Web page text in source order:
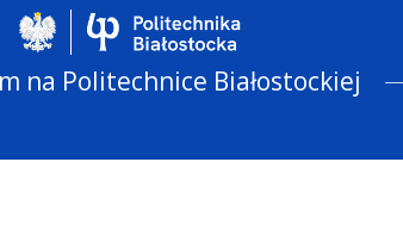
na Politechnice Białostockiej